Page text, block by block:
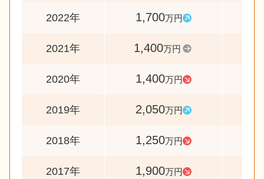
2022年 1,700万円
2021年 1,400万円
2020年 1,400万円
2019年 2,050万円
2018年 1,250万円
2017年 1,900万円